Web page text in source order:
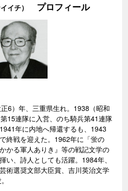
イチ） プロフィール
6）年、三重県生れ。1938（昭和
15連隊に入営、のち騎兵第41連隊
年に内地へ帰還するも、1943
終戦を迎えた。1962年に「蛍の
かる軍人ありき』等の戦記文学の
い、詩人としても活躍。1984年、
術選奨文部大臣賞、吉川英治文学